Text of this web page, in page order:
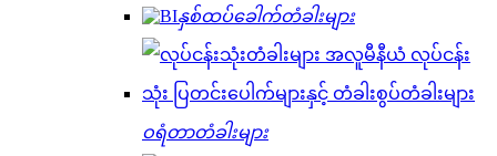
နှစ်ထပ်ခေါက်တံခါးများ
ဝရံတာတံခါးများ